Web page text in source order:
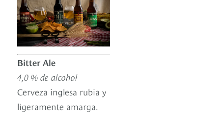
Bitter Ale
4,0 % de alcohol
Cerveza inglesa rubia y
ligeramente amarga.